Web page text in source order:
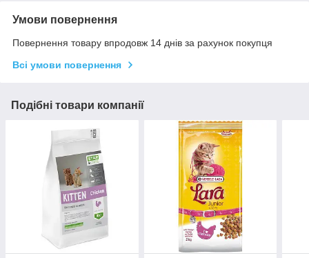
Умови повернення
Повернення товару впродовж 14 днів за рахунок покупця
Всі умови повернення
Подібні товари компанії